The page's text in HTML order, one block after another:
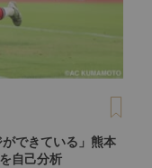
ができている」熊本
自己分析